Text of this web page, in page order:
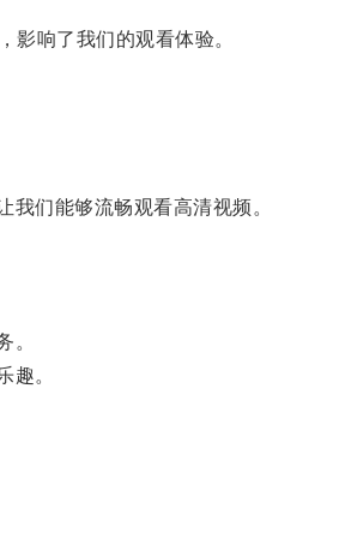
响了我们的观看体验。
们能够流畅观看高清视频。
。
趣。